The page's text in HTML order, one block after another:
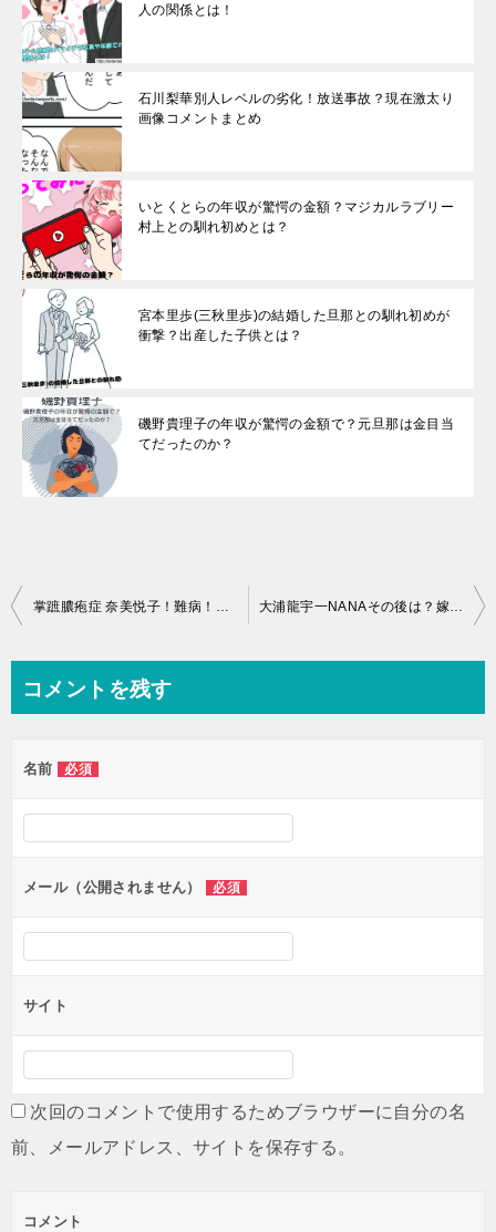
人の関係とは！
石川梨華別人レベルの劣化！放送事故？現在激太り
画像コメントまとめ
いとくとらの年収が驚愕の金額？マジカルラブリー
村上との馴れ初めとは？
宮本里歩(三秋里歩)の結婚した旦那との馴れ初めが
衝撃？出産した子供とは？
磯野貴理子の年収が驚愕の金額で？元旦那は金目当
てだったのか？
投
ビ
ー
シ
ン
掌蹠膿疱症 奈美悦子！難病！若い頃の画像は？息子は？旦那は？ 大浦龍宇一NANAその後は？嫁は父は？かつらなの？息子は？
コメントを残す
名前 必須
メール（公開されません） 必須
サイト
次回のコメントで使用するためブラウザーに自分の名
前、メールアドレス、サイトを保存する。
コメント